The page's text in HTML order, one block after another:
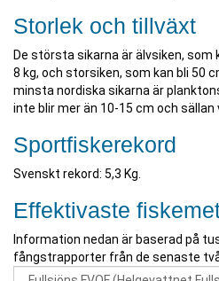
Storlek och tillväxt
De största sikarna är älvsiken, som
8 kg, och storsiken, som kan bli 50
minsta nordiska sikarna är
inte blir mer än 10-15 cm och sällan
Sportfiskerekord
Svenskt rekord: 5,3 Kg.
Effektivaste
Information nedan är baserad på
fångstrapporter från de senaste två